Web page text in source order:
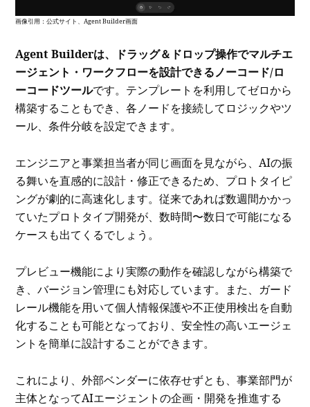
画像引用：公式サイト、Agent Builder画面
Agent Builderは、ドラッグ＆ドロップ操作でマルチエ
ージェント・ワークフローを設計できるノーコード/ロ
ーコードツールです。テンプレートを利用してゼロから
構築することもでき、各ノードを接続してロジックやツ
ール、条件分岐を設定できます。
エンジニアと事業担当者が同じ画面を見ながら、AIの振
る舞いを直感的に設計・修正できるため、プロトタイピ
ングが劇的に高速化します。従来であれば数週間かかっ
ていたプロトタイプ開発が、数時間〜数日で可能になる
ケースも出てくるでしょう。
プレビュー機能により実際の動作を確認しながら構築で
き、バージョン管理にも対応しています。また、ガード
レール機能を用いて個人情報保護や不正使用検出を自動
化することも可能となっており、安全性の高いエージェ
ントを簡単に設計することができます。
これにより、外部ベンダーに依存せずとも、事業部門が
主体となってAIエージェントの企画・開発を推進する